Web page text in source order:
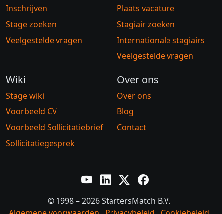
Inschrijven
Stage zoeken
Veelgestelde vragen
Plaats vacature
Stagiair zoeken
Internationale stagiairs
Veelgestelde vragen
Wiki
Stage wiki
Voorbeeld CV
Voorbeeld Sollicitatiebrief
Sollicitatiegesprek
Over ons
Over ons
Blog
Contact
YouTubeLinkedInTwitter XFacebook
© 1998 – 2026 StartersMatch B.V.